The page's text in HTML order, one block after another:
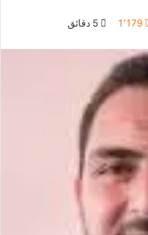
1٬179